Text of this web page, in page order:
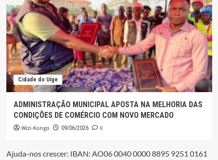
Cidade do Uíge
ADMINISTRAÇÃO MUNICIPAL APOSTA NA MELHORIA DAS
CONDIÇÕES DE COMÉRCIO COM NOVO MERCADO
Wizi-Kongo 09/06/2026 0
Ajuda-nos crescer: IBAN: AO06 0040 0000 8895 9251 0161